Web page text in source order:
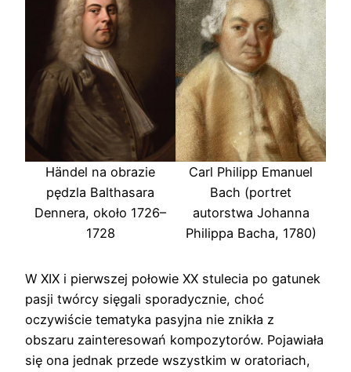
Händel na obrazie
pędzla Balthasara
Dennera, około 1726–
1728
Carl Philipp Emanuel
Bach (portret
autorstwa Johanna
Philippa Bacha, 1780)
W XIX i pierwszej połowie XX stulecia po gatunek
pasji twórcy sięgali sporadycznie, choć
oczywiście tematyka pasyjna nie znikła z
obszaru zainteresowań kompozytorów. Pojawiała
się ona jednak przede wszystkim w oratoriach,